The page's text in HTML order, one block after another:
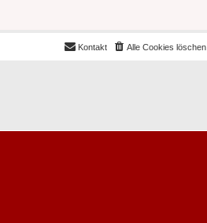
Alle Cookies löschen
Kontakt